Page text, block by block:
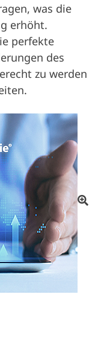
was die
erhöht.
perfekte
des
zu werden